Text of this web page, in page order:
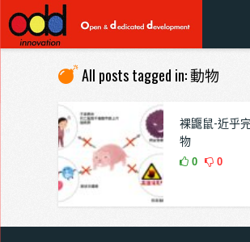
All posts tagged in: 動物
裸鼴鼠-近乎
物
0 0